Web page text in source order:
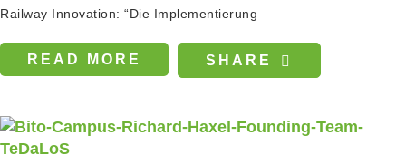
Railway Innovation: “Die Implementierung
READ MORE SHARE